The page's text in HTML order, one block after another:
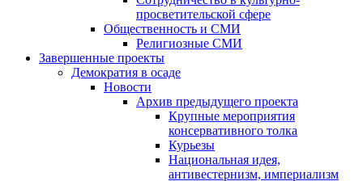
просветительской сфере
Общественность и СМИ
Религиозные СМИ
Завершенные проекты
Демократия в осаде
Новости
Архив предыдущего проекта
Крупные мероприятия
консервативного толка
Курьезы
Национальная идея,
антивестернизм, империализм